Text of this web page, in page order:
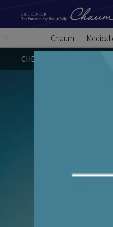
Chaum
CHECKUP